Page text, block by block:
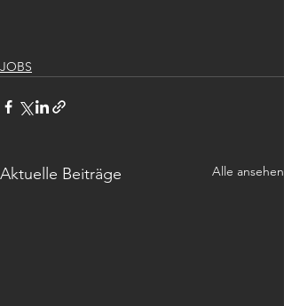
JOBS
Aktuelle Beiträge Alle ansehen